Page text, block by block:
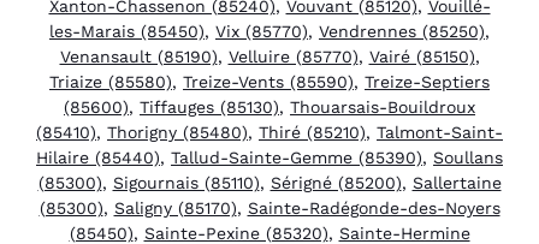
Xanton-Chassenon (85240), Vouvant (85120), Vouillé-
les-Marais (85450), Vix (85770), Vendrennes (85250),
Venansault (85190), Velluire (85770), Vairé (85150),
Triaize (85580), Treize-Vents (85590), Treize-Septiers
(85600), Tiffauges (85130), Thouarsais-Bouildroux
(85410), Thorigny (85480), Thiré (85210), Talmont-Saint-
Hilaire (85440), Tallud-Sainte-Gemme (85390), Soullans
(85300), Sigournais (85110), Sérigné (85200), Sallertaine
(85300), Saligny (85170), Sainte-Radégonde-des-Noyers
(85450), Sainte-Pexine (85320), Sainte-Hermine